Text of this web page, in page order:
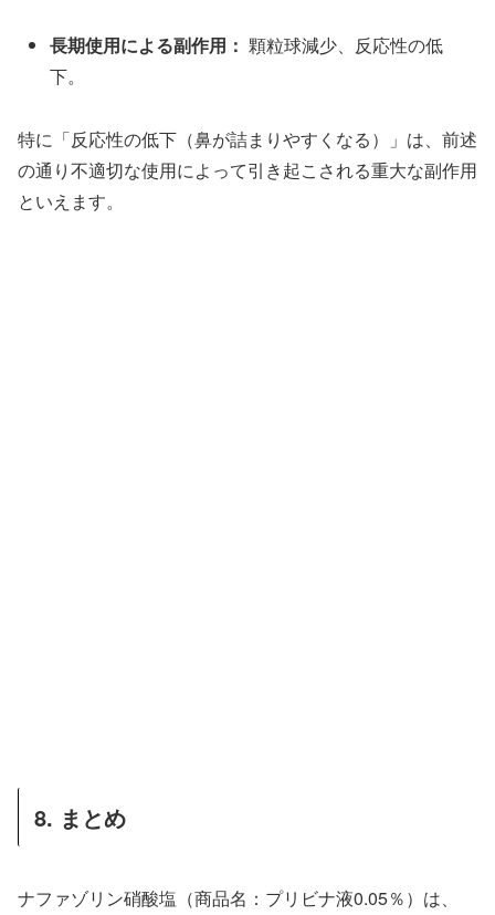
長期使用による副作用： 顆粒球減少、反応性の低
下。
特に「反応性の低下（鼻が詰まりやすくなる）」は、前述
の通り不適切な使用によって引き起こされる重大な副作用
といえます。
8. まとめ
ナファゾリン硝酸塩（商品名：プリビナ液0.05％）は、